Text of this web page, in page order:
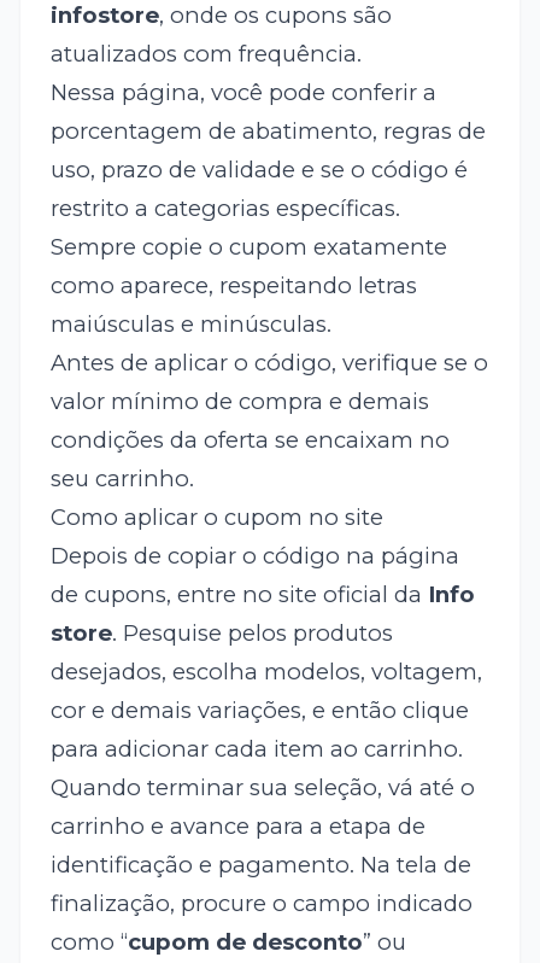
infostore, onde os cupons são
atualizados com frequência.
Nessa página, você pode conferir a
porcentagem de abatimento, regras de
uso, prazo de validade e se o código é
restrito a categorias específicas.
Sempre copie o cupom exatamente
como aparece, respeitando letras
maiúsculas e minúsculas.
Antes de aplicar o código, verifique se o
valor mínimo de compra e demais
condições da oferta se encaixam no
seu carrinho.
Como aplicar o cupom no site
Depois de copiar o código na página
de cupons, entre no site oficial da Info
store. Pesquise pelos produtos
desejados, escolha modelos, voltagem,
cor e demais variações, e então clique
para adicionar cada item ao carrinho.
Quando terminar sua seleção, vá até o
carrinho e avance para a etapa de
identificação e pagamento. Na tela de
finalização, procure o campo indicado
como “cupom de desconto” ou